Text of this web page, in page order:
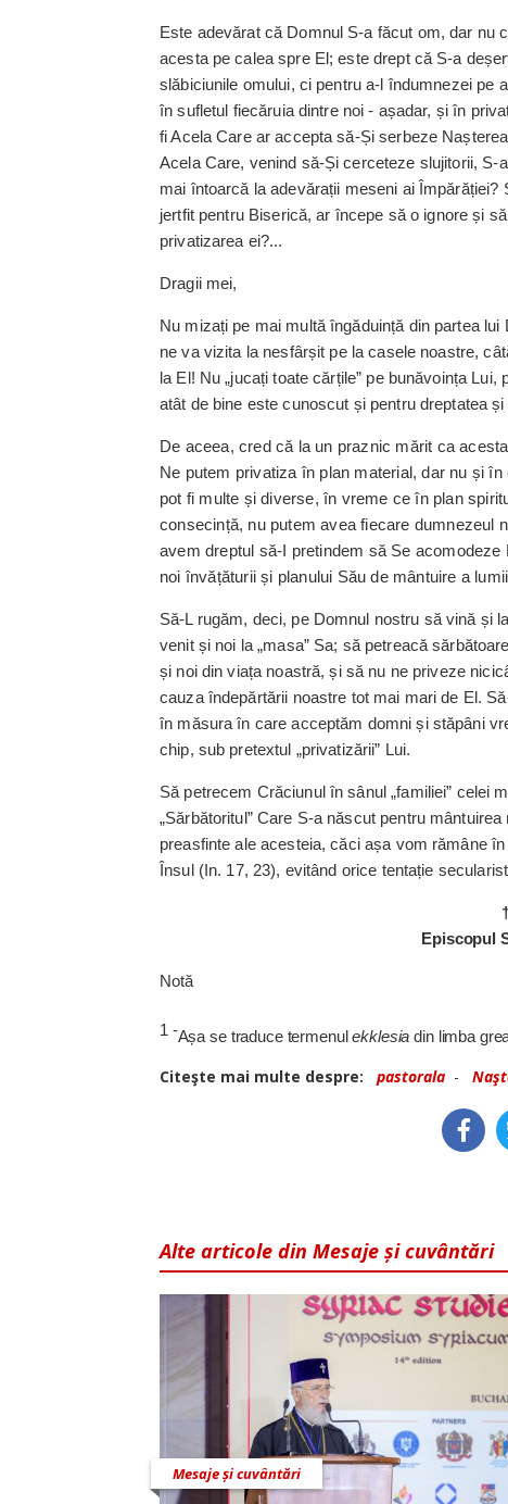
Este adevărat că Domnul ­­S-a făcut om, dar nu
acesta pe calea spre El; este drept că S-a
slăbiciunile omului, ci pentru a-l îndumnezei pe
în sufletul fie­căruia dintre noi - așadar, și în
fi Acela Care ar accepta ­să-Și serbeze
Acela Care, venind să-Și cerceteze slujitorii,
mai întoarcă la adevărații meseni ai
jertfit pentru Biserică, ar începe să o ignore și
privatizarea ei?...
Dragii mei,
Nu mizați pe mai multă în­găduință din partea
ne va vizita la nesfârșit pe la casele noastre,
la El! Nu „jucați toate cărțile” pe bunăvoința
atât de bine este cunoscut și pentru dreptatea
De aceea, cred că la un praznic mărit ca
Ne putem privatiza în plan material, dar nu și
pot fi multe și diverse, în vreme ce în plan
consecință, nu putem avea fiecare dumnezeul
avem dreptul să-I pretindem să Se
noi învățăturii și pla­nului Său de mântuire a
Să-L rugăm, deci, pe Domnul nostru să vină și
venit și noi la „masa” Sa; să petreacă
și noi din viața noastră, și să nu ne priveze
cauza înde­părtării noastre tot mai mari de El.
în măsura în care acceptăm domni și stăpâni
chip, sub pretextul „privatizării” Lui.
Să petrecem Crăciunul în sânul „familiei” celei
„Sărbătoritul” Care S-a născut pentru
preasfinte ale acesteia, căci așa vom rămâne
Însul (In. 17, 23), evitând orice tentație
Episcopul
Notă
1 -Așa se traduce termenul ­ekklesia din limba
Citeşte mai multe despre: pastorala -
Alte articole din Mesaje și cuvântări
Mesaje și cuvântări